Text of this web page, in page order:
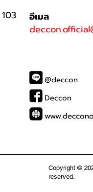
อีเมล
@deccon
Deccon
Copyright ©
reserved.